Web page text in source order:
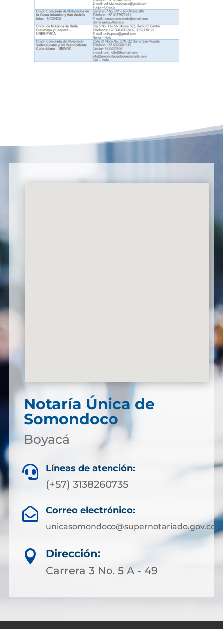
Notaría Única de
Somondoco
Boyacá
 Líneas de atención:
(+57) 3138260735
 Correo electrónico:
unicasomondoco@supernotariado.gov.co

Dirección:
Carrera 3 No. 5 A - 49